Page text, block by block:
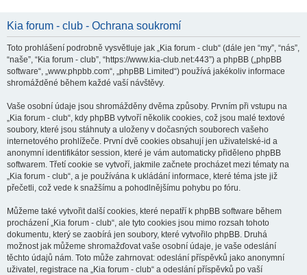
Kia forum - club - Ochrana soukromí
Toto prohlášení podrobně vysvětluje jak „Kia forum - club“ (dále jen “my”, “nás”,
“naše”, “Kia forum - club”, “https://www.kia-club.net:443”) a phpBB („phpBB
software“, „www.phpbb.com“, „phpBB Limited“) používá jakékoliv informace
shromážděné během každé vaší návštěvy.
Vaše osobní údaje jsou shromážděny dvěma způsoby. Prvním při vstupu na
„Kia forum - club“, kdy phpBB vytvoří několik cookies, což jsou malé textové
soubory, které jsou stáhnuty a uloženy v dočasných souborech vašeho
internetového prohlížeče. První dvě cookies obsahují jen uživatelské-id a
anonymní identifikátor session, které je vám automaticky přiděleno phpBB
softwarem. Třetí cookie se vytvoří, jakmile začnete procházet mezi tématy na
„Kia forum - club“, a je používána k ukládání informace, které téma jste již
přečetli, což vede k snažšímu a pohodlnějšímu pohybu po fóru.
Můžeme také vytvořit další cookies, které nepatří k phpBB software během
procházení „Kia forum - club“, ale tyto cookies jsou mimo rozsah tohoto
dokumentu, který se zaobírá jen soubory, které vytvořilo phpBB. Druhá
možnost jak můžeme shromažďovat vaše osobní údaje, je vaše odeslání
těchto údajů nám. Toto může zahrnovat: odeslání příspěvků jako anonymní
uživatel, registrace na „Kia forum - club“ a odeslání příspěvků po vaší